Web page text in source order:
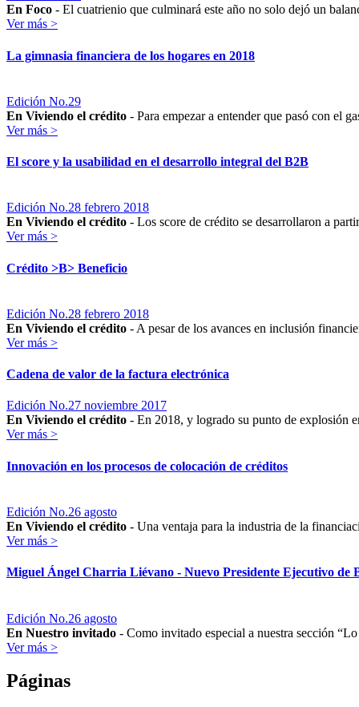
En Foco - El cuatrienio que culminará este año no solo dejó un
Ver más >
La gimnasia financiera de los hogares en 2018
Edición No.29
En Viviendo el crédito - Para empezar a entender que pasó con el
Ver más >
El score y la usabilidad en el desarrollo integral del B2B
Edición No.28 febrero 2018
En Viviendo el crédito - Los score de crédito se desarrollaron a
Ver más >
Crédito >B> Beneficio
Edición No.28 febrero 2018
En Viviendo el crédito - A pesar de los avances en inclusión
Ver más >
Cadena de valor de la factura electrónica
Edición No.27 noviembre 2017
En Viviendo el crédito - En 2018, y logrado su punto de explosión
Ver más >
Innovación en los procesos de colocación de créditos
Edición No.26 agosto
En Viviendo el crédito - Una ventaja para la industria de la
Ver más >
Miguel Ángel Charria Liévano - Nuevo Presidente Ejecutivo de
Edición No.26 agosto
En Nuestro invitado - Como invitado especial a nuestra sección
Ver más >
Páginas